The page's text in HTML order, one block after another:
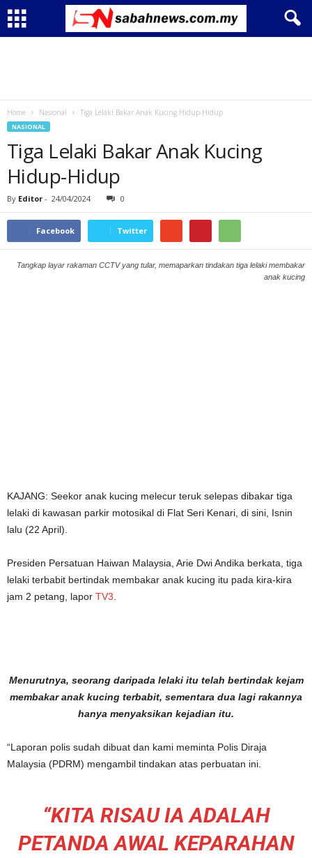
Home Nasional Tiga Lelaki Bakar Anak Kucing Hidup-Hidup
NASIONAL
Tiga Lelaki Bakar Anak Kucing
Hidup-Hidup
By Editor - 24/04/2024 0
Facebook Twitter
Tangkap layar rakaman CCTV yang tular, memaparkan tindakan tiga lelaki membakar
anak kucing
KAJANG: Seekor anak kucing melecur teruk selepas dibakar tiga
lelaki di kawasan parkir motosikal di Flat Seri Kenari, di sini, Isnin
lalu (22 April).
Presiden Persatuan Haiwan Malaysia, Arie Dwi Andika berkata, tiga
lelaki terbabit bertindak membakar anak kucing itu pada kira-kira
jam 2 petang, lapor TV3
Menurutnya, seorang daripada lelaki itu telah bertindak kejam
membakar anak kucing terbabit, sementara dua lagi rakannya
hanya menyaksikan kejadian itu.
“Laporan polis sudah dibuat dan kami meminta Polis Diraja
Malaysia (PDRM) mengambil tindakan atas perbuatan ini.
“KITA RISAU IA ADALAH
PETANDA AWAL KEPARAHAN